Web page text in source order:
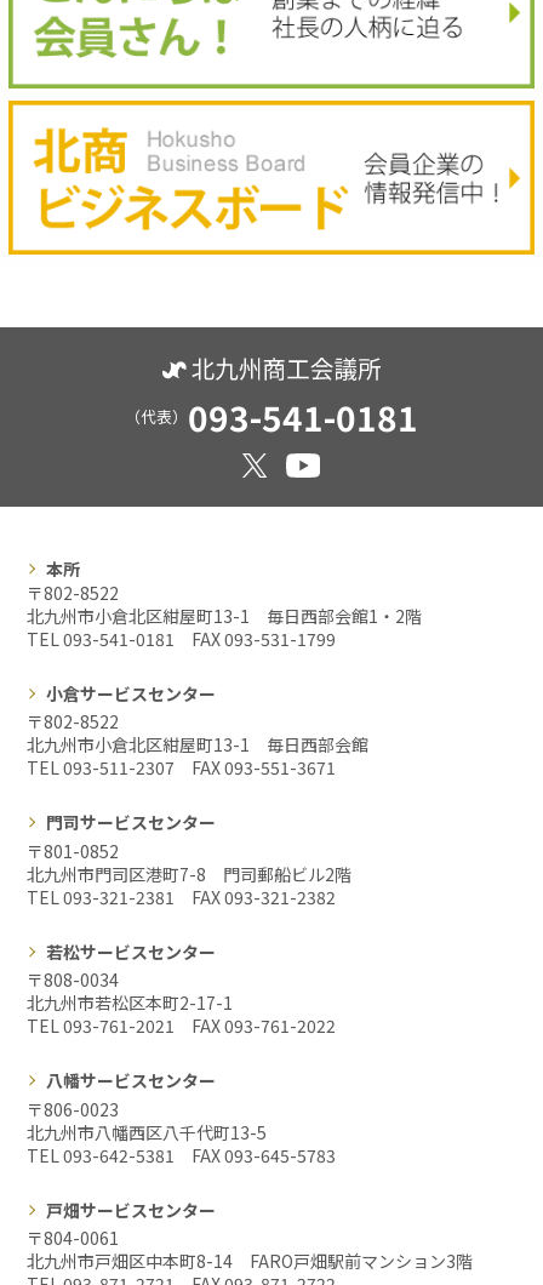
（代表） 093-541-0181
本所
〒802-8522
北九州市小倉北区紺屋町13-1 毎日西部会館1・2階
TEL 093-541-0181 FAX093-531-1799
小倉サービスセンター
〒802-8522
北九州市小倉北区紺屋町13-1 毎日西部会館
TEL 093-511-2307 FAX093-551-3671
門司サービスセンター
〒801-0852
北九州市門司区港町7-8 門司郵船ビル2階
TEL 093-321-2381 FAX093-321-2382
若松サービスセンター
〒808-0034
北九州市若松区本町2-17-1
TEL 093-761-2021 FAX093-761-2022
八幡サービスセンター
〒806-0023
北九州市八幡西区八千代町13-5
TEL 093-642-5381 FAX093-645-5783
戸畑サービスセンター
〒804-0061
北九州市戸畑区中本町8-14 FARO戸畑駅前マンション3階